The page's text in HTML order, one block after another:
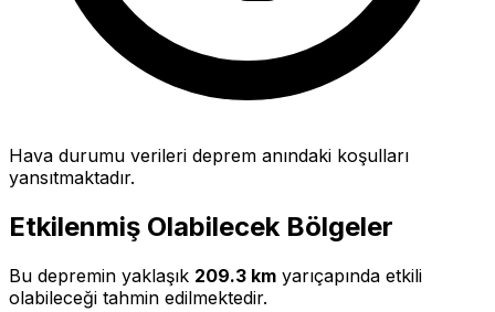
Hava durumu verileri deprem anındaki koşulları
yansıtmaktadır.
Etkilenmiş Olabilecek Bölgeler
Bu depremin yaklaşık 209.3 km yarıçapında etkili
olabileceği tahmin edilmektedir.